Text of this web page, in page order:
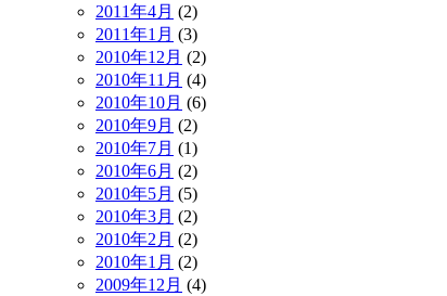
2011年4月 (2)
2011年1月 (3)
2010年12月 (2)
2010年11月 (4)
2010年10月 (6)
2010年9月 (2)
2010年7月 (1)
2010年6月 (2)
2010年5月 (5)
2010年3月 (2)
2010年2月 (2)
2010年1月 (2)
2009年12月 (4)